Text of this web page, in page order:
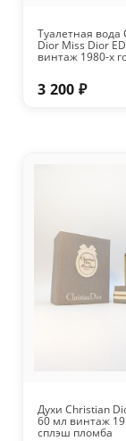
Туалетная вода
Dior Miss Dior
винтаж 1980-х
3 200 ₽
Духи Christian
60 мл винтаж
сплэш пломба